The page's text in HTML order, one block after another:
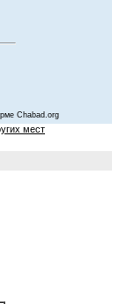
Chabad.org
мест